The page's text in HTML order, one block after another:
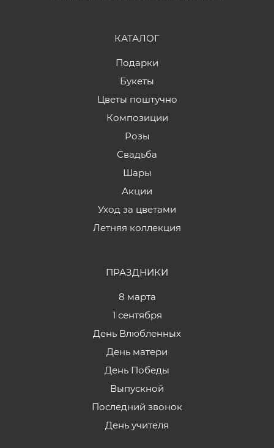
КАТАЛОГ
Подарки
Букеты
Цветы поштучно
Композиции
Розы
Свадьба
Шары
Акции
Уход за цветами
Летняя коллекция
ПРАЗДНИКИ
8 марта
1 сентября
День Влюбленных
День матери
День Победы
Выпускной
Последний звонок
День учителя